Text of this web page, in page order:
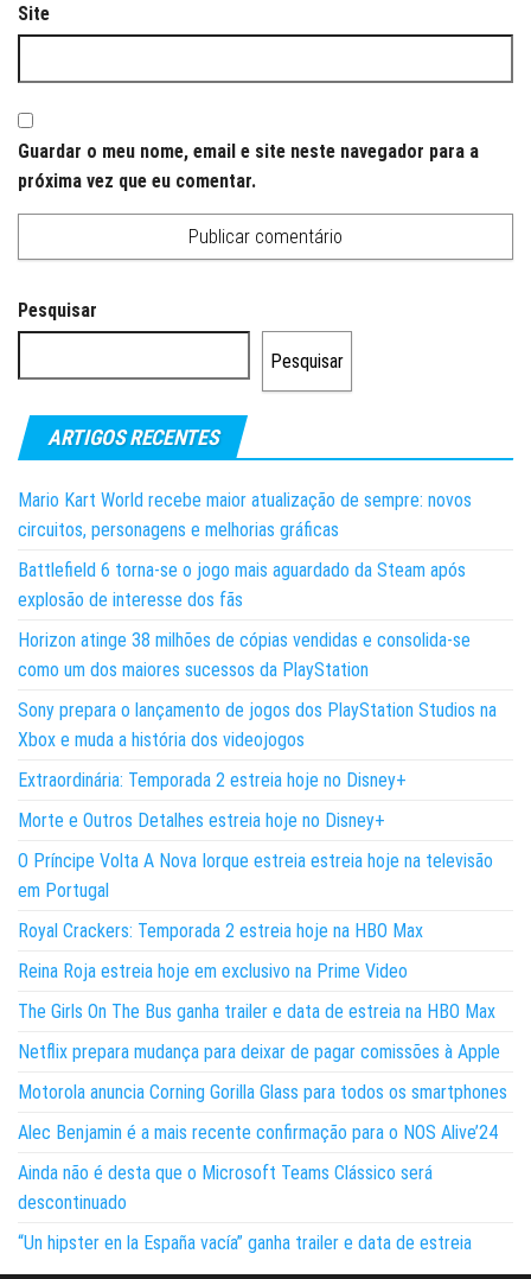
Site
Guardar o meu nome, email e site neste navegador para a
próxima vez que eu comentar.
Pesquisar
Pesquisar
ARTIGOS RECENTES
Mario Kart World recebe maior atualização de sempre: novos
circuitos, personagens e melhorias gráficas
Battlefield 6 torna-se o jogo mais aguardado da Steam após
explosão de interesse dos fãs
Horizon atinge 38 milhões de cópias vendidas e consolida-se
como um dos maiores sucessos da PlayStation
Sony prepara o lançamento de jogos dos PlayStation Studios na
Xbox e muda a história dos videojogos
Extraordinária: Temporada 2 estreia hoje no Disney+
Morte e Outros Detalhes estreia hoje no Disney+
O Príncipe Volta A Nova Iorque estreia estreia hoje na televisão
em Portugal
Royal Crackers: Temporada 2 estreia hoje na HBO Max
Reina Roja estreia hoje em exclusivo na Prime Video
The Girls On The Bus ganha trailer e data de estreia na HBO Max
Netflix prepara mudança para deixar de pagar comissões à Apple
Motorola anuncia Corning Gorilla Glass para todos os smartphones
Alec Benjamin é a mais recente confirmação para o NOS Alive’24
Ainda não é desta que o Microsoft Teams Clássico será
descontinuado
“Un hipster en la España vacía” ganha trailer e data de estreia